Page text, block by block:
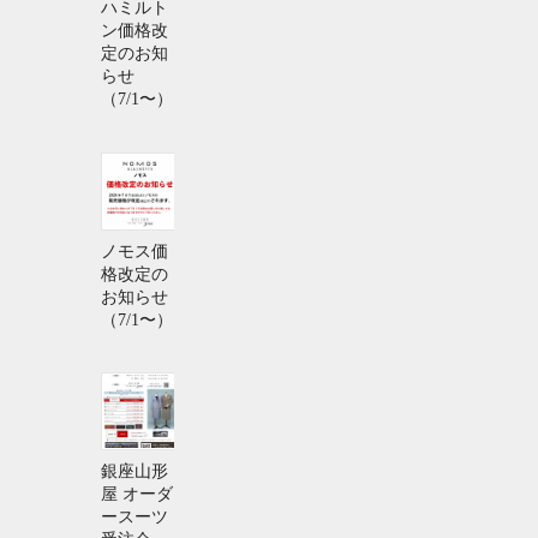
ハミルト
ン価格改
定のお知
らせ
（7/1〜）
ノモス価
格改定の
お知らせ
（7/1〜）
銀座山形
屋 オーダ
ースーツ